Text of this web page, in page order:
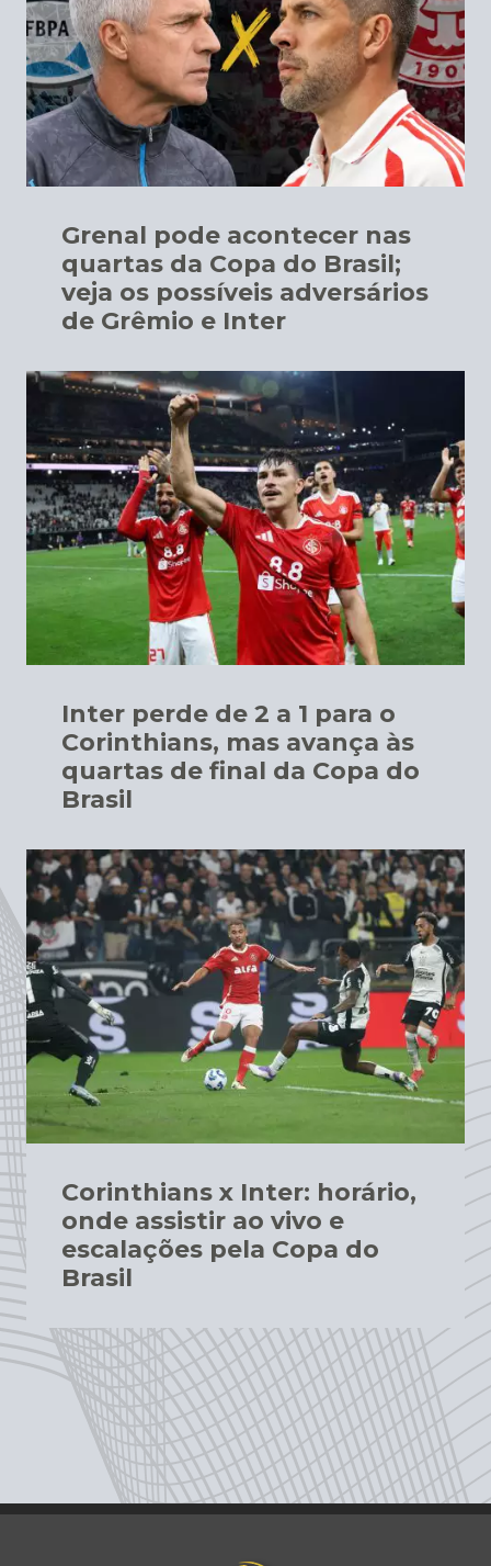
Grenal pode acontecer nas
quartas da Copa do Brasil;
veja os possíveis adversários
de Grêmio e Inter
Inter perde de 2 a 1 para o
Corinthians, mas avança às
quartas de final da Copa do
Brasil
Corinthians x Inter: horário,
onde assistir ao vivo e
escalações pela Copa do
Brasil